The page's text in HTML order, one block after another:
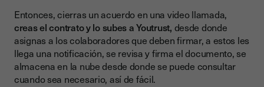
Entonces, cierras un acuerdo en una video llamada,
creas el contrato y lo subes a Youtrust, desde donde
asignas a los colaboradores que deben firmar, a estos les
llega una notificación, se revisa y firma el documento, se
almacena en la nube desde donde se puede consultar
cuando sea necesario, así de fácil.